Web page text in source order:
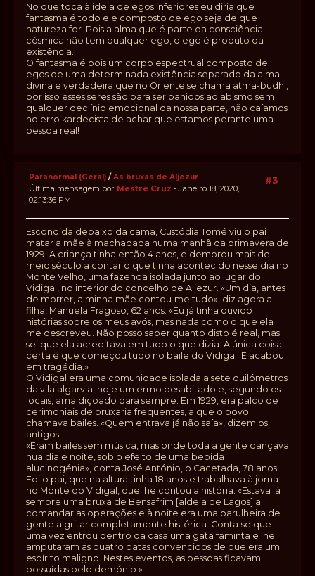
No que toca à ideia de egos inferiores eu diria que
fantasma é todo ele composto de ego seja de que
natureza for. Pois a alma que é parte da consciência
cósmica não tem qualquer ego, o ego é produto da
existência.
O fantasma é pois um corpo espectrual composto de
egos de uma determinada existência separado da alma
divina e verdadeira que no Oriente se chama atma-budhi,
por isso esses seres são para ser banidos ao abismo sem
qualquer declínio emocional da nossa parte, não caíamos
no erro kardecista de achar que estamos perante uma
pessoa real!
#3
Paranormal (Geral) / As bruxas de Aljezur
Última mensagem por Mestre Cruz - Janeiro 18, 2020,
02:13:36 PM
Escondida debaixo da cama, Custódia Tomé viu o pai
matar a mãe à machadada numa manhã da primavera de
1929. A criança tinha então 4 anos, e demorou mais de
meio século a contar o que tinha acontecido nesse dia no
Monte Velho, uma fazenda isolada junto ao lugar do
Vidigal, no interior do concelho de Aljezur. «Um dia, antes
de morrer, a minha mãe contou‑me tudo», diz agora a
filha, Manuela Fragoso, 62 anos. «Eu já tinha ouvido
histórias sobre os meus avós, mas nada como o que ela
me descreveu. Não posso saber quanto disto é real, mas
sei que ela acreditava em tudo o que dizia. A única coisa
certa é que começou tudo no baile do Vidigal. E acabou
em tragédia.»
O Vidigal era uma comunidade isolada a sete quilómetros
da vila algarvia, hoje um ermo desabitado e, segundo os
locais, amaldiçoado para sempre. Em 1929, era palco de
cerimoniais de bruxaria frequentes, a que o povo
chamava bailes. «Quem entrava já não saía», dizem os
antigos.
«Eram bailes sem música, mas onde toda a gente dançava
nua dia e noite, sob o efeito de uma bebida
alucinogénia», conta José António, o Cacetada, 78 anos.
Foi o pai, que na altura tinha 18 anos e trabalhava à jorna
no Monte do Vidigal, que lhe contou a história. «Estava lá
sempre uma bruxa de Bensafrim [aldeia de Lagos] a
comandar as operações e à noite era uma barulheira de
gente a gritar completamente histérica. Conta‑se que
uma vez entrou dentro da casa uma gata faminta e lhe
amputaram as quatro patas convencidos de que era um
espírito maligno. Nestes eventos, as pessoas ficavam
possuídas pelo demónio.»